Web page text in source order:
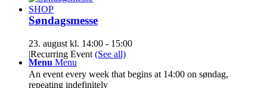
SHOP
Menu Menu
Søndagsmesse
23. august kl. 14:00 - 15:00
|Recurring Event (See all)
An event every week that begins at 14:00 on søndag,
repeating indefinitely